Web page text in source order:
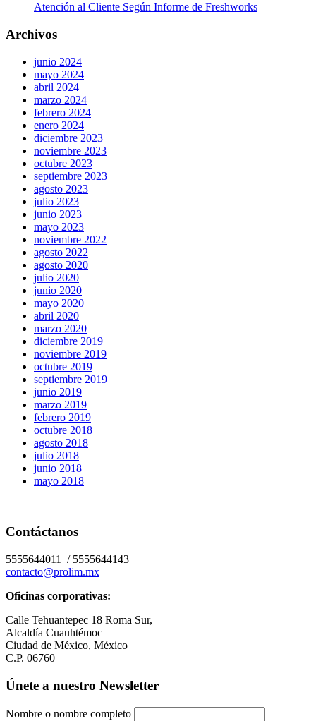
Atención al Cliente Según Informe de Freshworks
Archivos
junio 2024
mayo 2024
abril 2024
marzo 2024
febrero 2024
enero 2024
diciembre 2023
noviembre 2023
octubre 2023
septiembre 2023
agosto 2023
julio 2023
junio 2023
mayo 2023
noviembre 2022
agosto 2022
agosto 2020
julio 2020
junio 2020
mayo 2020
abril 2020
marzo 2020
diciembre 2019
noviembre 2019
octubre 2019
septiembre 2019
junio 2019
marzo 2019
febrero 2019
octubre 2018
agosto 2018
julio 2018
junio 2018
mayo 2018
Contáctanos
5555644011 / 5555644143
contacto@prolim.mx
Oficinas corporativas:
Calle Tehuantepec 18 Roma Sur,
Alcaldía Cuauhtémoc
Ciudad de México, México
C.P. 06760
Únete a nuestro Newsletter
Nombre o nombre completo